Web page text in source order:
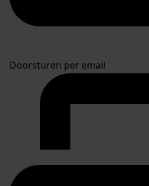
Doorsturen per email